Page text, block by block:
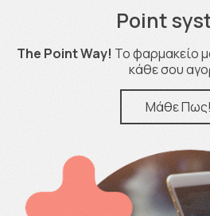
Point
The Point Way! Το φαρμακείο
κάθε σου
Μάθε Πως!